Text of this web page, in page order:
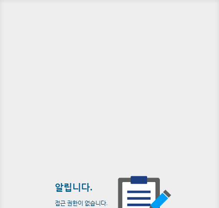
알립니다.
접근 권한이 없습니다.